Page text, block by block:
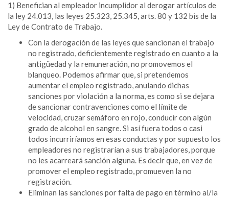
1) Benefician al empleador incumplidor al derogar artículos de
la ley 24.013, las leyes 25.323, 25.345, arts. 80 y 132 bis de la
Ley de Contrato de Trabajo.
Con la derogación de las leyes que sancionan el trabajo
no registrado, deficientemente registrado en cuanto a la
antigüedad y la remuneración, no promovemos el
blanqueo. Podemos afirmar que, si pretendemos
aumentar el empleo registrado, anulando dichas
sanciones por violación a la norma, es como si se dejara
de sancionar contravenciones como el límite de
velocidad, cruzar semáforo en rojo, conducir con algún
grado de alcohol en sangre. Si así fuera todos o casi
todos incurriríamos en esas conductas y por supuesto los
empleadores no registrarían a sus trabajadores, porque
no les acarreará sanción alguna. Es decir que, en vez de
promover el empleo registrado, promueven la no
registración.
Eliminan las sanciones por falta de pago en término al/la